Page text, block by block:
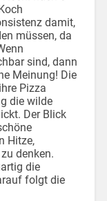
damit,
müssen, da
sind, dann
Meinung! Die
Pizza
die wilde
Der Blick
Hitze,
denken.
die
folgt die